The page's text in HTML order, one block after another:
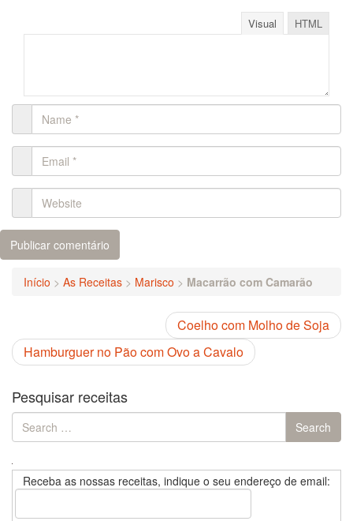
Visual HTML
Início > As Receitas > Marisco > Macarrão com Camarão
Coelho com Molho de Soja
Hamburguer no Pão com Ovo a Cavalo
Pesquisar receitas
Search
for:
Search
Receba as nossas receitas, indique o seu endereço de email: